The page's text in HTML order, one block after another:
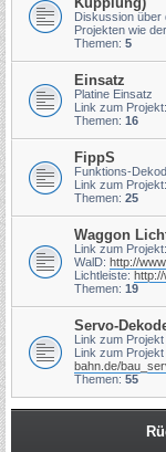
Diskussion über
Projekten wie
Themen: 5
Einsatz
Platine Einsatz
Link zum Projekt:
Themen: 16
FippS
Funktions-
Link zum Projekt:
Themen: 25
Waggon
Link zum Projekt:
WalD: http://
Lichtleiste: http://
Themen: 19
Servo-
Link zum Projekt
Link zum Projekt
bahn.de/
Themen: 55